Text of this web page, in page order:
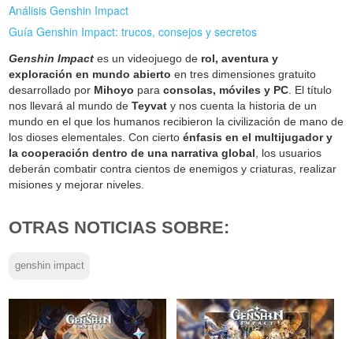
Análisis Genshin Impact
Guía Genshin Impact: trucos, consejos y secretos
Genshin Impact es un videojuego de rol, aventura y
exploración en mundo abierto en tres dimensiones gratuito
desarrollado por Mihoyo paraconsolas, móviles y PC . El título
nos llevará al mundo deTeyvat y nos cuenta la historia de un
mundo en el que los humanos recibieron la civilización de mano de
los dioses elementales. Con ciertoénfasis en el multijugador y
la cooperación dentro de una narrativa global , los usuarios
deberán combatir contra cientos de enemigos y criaturas, realizar
misiones y mejorar niveles.
OTRAS NOTICIAS SOBRE:
genshin impact